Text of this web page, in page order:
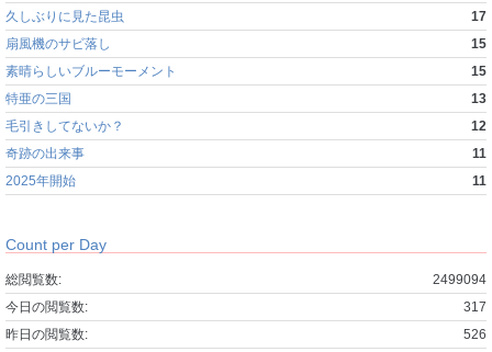
久しぶりに見た昆虫
17
扇風機のサビ落し
15
素晴らしいブルーモーメント
15
特亜の三国
13
毛引きしてないか？
12
奇跡の出来事
11
2025年開始
11
Count per Day
2499094
総閲覧数:
317
今日の閲覧数:
526
昨日の閲覧数: